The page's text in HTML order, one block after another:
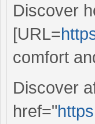
Discover
[URL=
comfort
Discover
href="